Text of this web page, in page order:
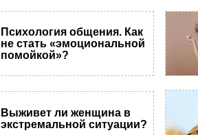
Психология общения. Как
не стать «эмоциональной
помойкой»?
Выживет ли женщина в
экстремальной ситуации?